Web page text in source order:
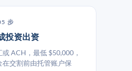
步
投资出资
或 ACH，最低 $50,000，
在交割前由托管账户保